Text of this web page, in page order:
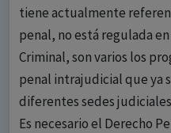
tiene actualmente
penal, no está regulada
Criminal, son varios los
penal intrajudicial que ya
diferentes sedes
Es necesario el Derecho